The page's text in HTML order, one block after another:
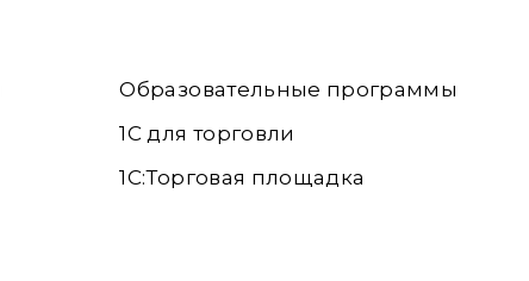
Образовательные программы
1С для торговли
1С:Торговая площадка